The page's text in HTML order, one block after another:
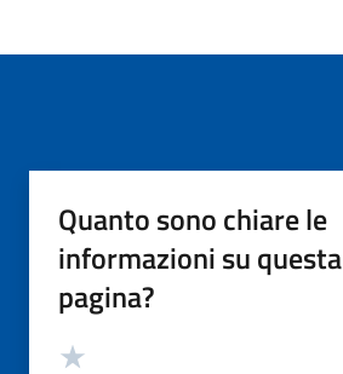
Quanto sono chiare le
informazioni su questa
pagina?
Valutazione